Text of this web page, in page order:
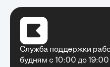
Служба поддержки
будням с 10:00 до